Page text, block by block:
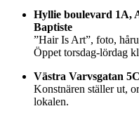
Hyllie boulevard 1A,
Baptiste
”Hair Is Art”, foto,
Öppet torsdag-lördag
Västra Varvsgatan
Konstnären ställer ut,
lokalen.